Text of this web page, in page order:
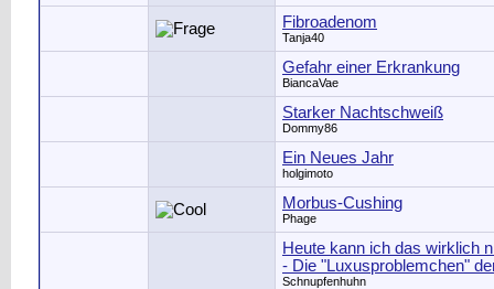
Fibroadenom
Tanja40
Gefahr einer Erkrankung
BiancaVae
Starker Nachtschweiß
Dommy86
Ein Neues Jahr
holgimoto
Morbus-Cushing
Phage
Heute kann ich das wirklich
- Die "Luxusproblemchen"
Schnupfenhuhn